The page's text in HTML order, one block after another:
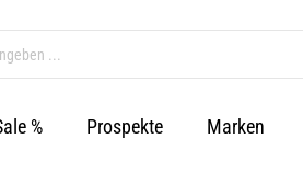
% Prospekte Marken